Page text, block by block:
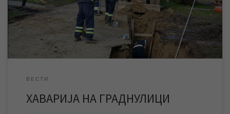
раде на санирању квара. Према првим информацијама квар ће
бити отклоњен до 17 часова. Фото :www.zrenjanin.rs Служба
[…]
ВЕСТИ
ХАВАРИЈА НА ГРАДНУЛИЦИ